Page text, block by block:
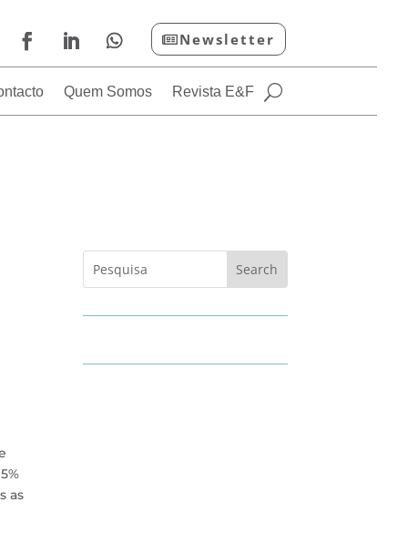
Newsletter
Quem Somos Revista E&F
as